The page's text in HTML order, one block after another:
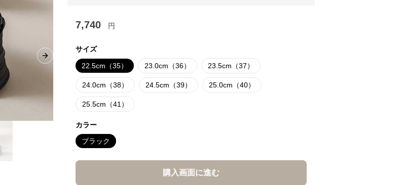
Next slide
7,740 円
サイズ
22.5cm（35） 23.0cm（36） 23.5cm（37）
24.0cm（38） 24.5cm（39） 25.0cm（40）
25.5cm（41）
カラー
ブラック
購入画面に進む